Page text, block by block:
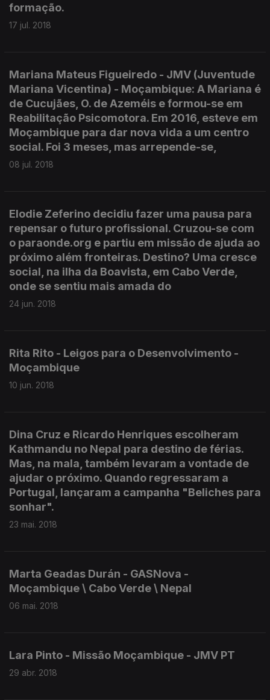
formação.
17 jul. 2018
Mariana Mateus Figueiredo - JMV (Juventude
Mariana Vicentina) - Moçambique: A Mariana é
de Cucujães, O. de Azeméis e formou-se em
Reabilitação Psicomotora. Em 2016, esteve em
Moçambique para dar nova vida a um centro
social. Foi 3 meses, mas arrepende-se,
08 jul. 2018
Elodie Zeferino decidiu fazer uma pausa para
repensar o futuro profissional. Cruzou-se com
o paraonde.org e partiu em missão de ajuda ao
próximo além fronteiras. Destino? Uma cresce
social, na ilha da Boavista, em Cabo Verde,
onde se sentiu mais amada do
24 jun. 2018
Rita Rito - Leigos para o Desenvolvimento -
Moçambique
10 jun. 2018
Dina Cruz e Ricardo Henriques escolheram
Kathmandu no Nepal para destino de férias.
Mas, na mala, também levaram a vontade de
ajudar o próximo. Quando regressaram a
Portugal, lançaram a campanha "Beliches para
sonhar".
23 mai. 2018
Marta Geadas Durán - GASNova -
Moçambique \ Cabo Verde \ Nepal
06 mai. 2018
Lara Pinto - Missão Moçambique - JMV PT
29 abr. 2018